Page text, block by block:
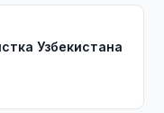
Узбекистана